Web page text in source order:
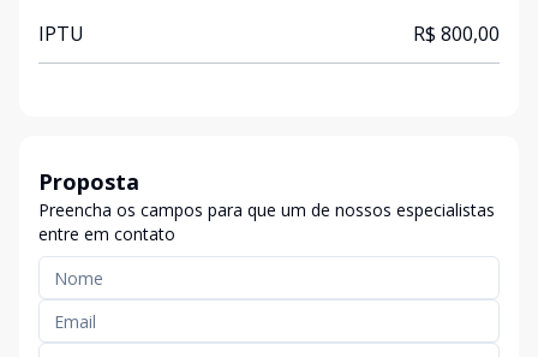
IPTU R$ 800,00
Proposta
Preencha os campos para que um de nossos especialistas
entre em contato